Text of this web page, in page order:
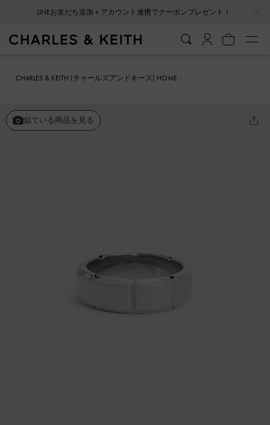
LINEお友だち追加＋アカウント連携でクーポンプレゼント！
CHARLES & KEITH (チャールズアンドキース) HOME
似ている商品を見る